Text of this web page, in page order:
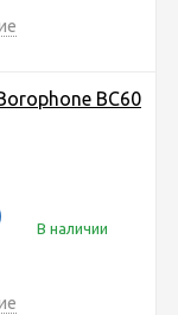
BC60
В наличии